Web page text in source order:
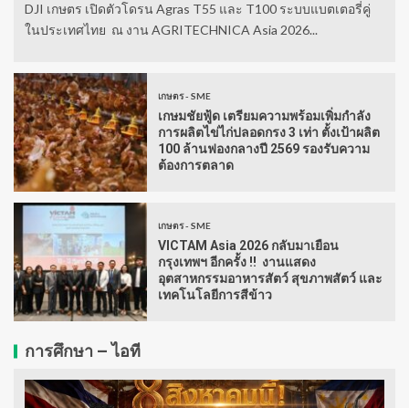
DJI เกษตร เปิดตัวโดรน Agras T55 และ T100 ระบบแบตเตอรี่คู่
ในประเทศไทย ณ งาน AGRITECHNICA Asia 2026...
เกษตร - SME
เกษมชัยฟู้ด เตรียมความพร้อมเพิ่มกำลัง
การผลิตไข่ไก่ปลอดกรง 3 เท่า ตั้งเป้าผลิต
100 ล้านฟองกลางปี 2569 รองรับความ
ต้องการตลาด
เกษตร - SME
VICTAM Asia 2026 กลับมาเยือน
กรุงเทพฯ อีกครั้ง !! งานแสดง
อุตสาหกรรมอาหารสัตว์ สุขภาพสัตว์ และ
เทคโนโลยีการสีข้าว
การศึกษา – ไอที